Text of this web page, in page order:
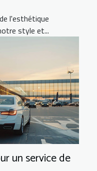
l'esthétique
style et...
un service de